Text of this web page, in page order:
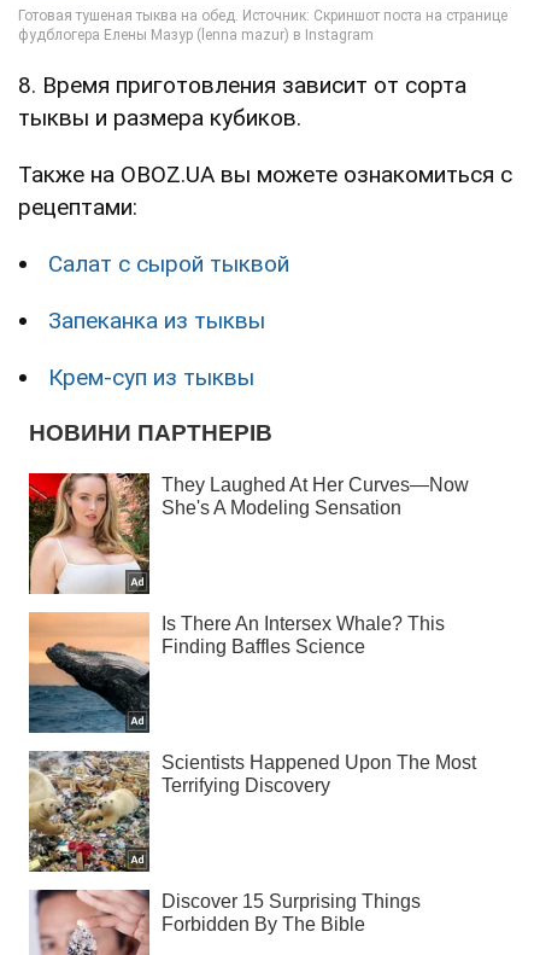
8. Время приготовления зависит от сорта
тыквы и размера кубиков.
Также на OBOZ.UA вы можете ознакомиться с
рецептами:
Салат с сырой тыквой
Запеканка из тыквы
Крем-суп из тыквы